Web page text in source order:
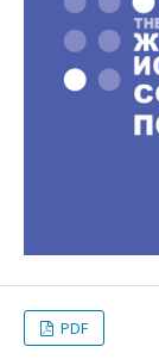
PDF